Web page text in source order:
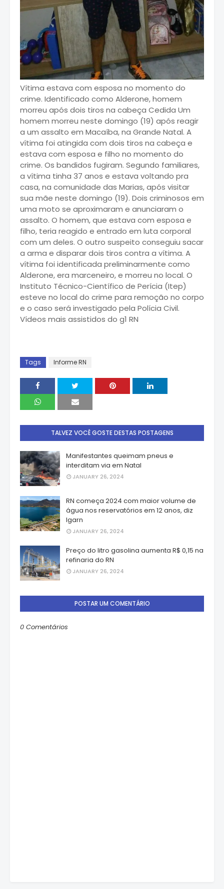
Vítima estava com esposa no momento do
crime. Identificado como Alderone, homem
morreu após dois tiros na cabeça Cedida Um
homem morreu neste domingo (19) após reagir
a um assalto em Macaíba, na Grande Natal. A
vítima foi atingida com dois tiros na cabeça e
estava com esposa e filho no momento do
crime. Os bandidos fugiram. Segundo familiares,
a vítima tinha 37 anos e estava voltando pra
casa, na comunidade das Marias, após visitar
sua mãe neste domingo (19). Dois criminosos em
uma moto se aproximaram e anunciaram o
assalto. O homem, que estava com esposa e
filho, teria reagido e entrado em luta corporal
com um deles. O outro suspeito conseguiu sacar
a arma e disparar dois tiros contra a vítima. A
vítima foi identificada preliminarmente como
Alderone, era marceneiro, e morreu no local. O
Instituto Técnico-Científico de Perícia (Itep)
esteve no local do crime para remoção no corpo
e o caso será investigado pela Polícia Civil.
Vídeos mais assistidos do g1 RN
Tags Informe RN
TALVEZ VOCÊ GOSTE DESTAS POSTAGENS
Manifestantes queimam pneus e
interditam via em Natal
JANUARY 26, 2024
RN começa 2024 com maior volume de
água nos reservatórios em 12 anos, diz
Igarn
JANUARY 26, 2024
Preço do litro gasolina aumenta R$ 0,15 na
refinaria do RN
JANUARY 26, 2024
POSTAR UM COMENTÁRIO
0 Comentários